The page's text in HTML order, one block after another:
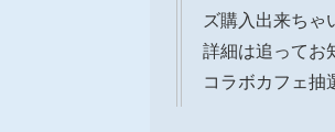
ズ購入出来ち
詳細は追ってお
コラボカフェ抽